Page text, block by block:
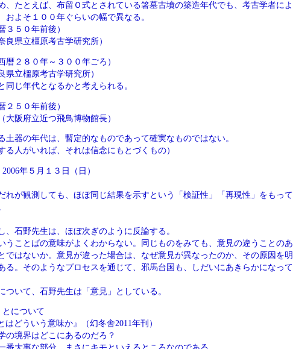
、たとえば、布留Ｏ式とされている箸墓古墳の築造年代でも、考古学者によ
およそ１００年ぐらいの幅で異なる。
３５０年前後）
良県立橿原考古学研究所）
暦２８０年～３００年ごろ）
県立橿原考古学研究所）
同じ年代となるかと考えられる。
２５０年前後）
大阪府立近つ飛鳥博物館長）
土器の年代は、暫定的なものであって確実なものではない。
る人がいれば、それは信念にもとづくもの）
年５月１３日（日）
れが観測しても、ほぼ同じ結果を示すという「検証性」「再現性」をもって
、石野先生は、ほぼ次ぎのように反論する。
うことばの意味がよくわからない。同じものをみても、意見の違うことのあ
ではないか。意見が違った場合は、なぜ意見が異なったのか、その原因を明
る。そのようなプロセスを通じて、邪馬台国も、しだいにあきらかになって
ついて、石野先生は「意見」としている。
について
どういう意味か』（幻冬舎2011年刊）
の境界はどこにあるのだろ？